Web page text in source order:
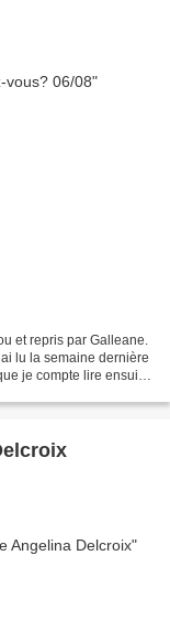
et repris par Galleane.
lu la semaine dernière
je compte lire ensuite